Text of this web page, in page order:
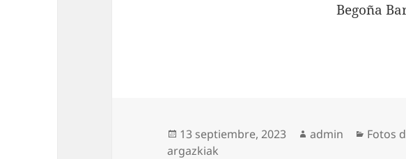
Begoña
Publicado
el
13 septiembre, 2023 Autor
admin
Fotos
argazkiak